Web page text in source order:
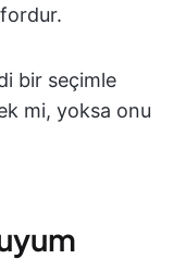
bir seçimle
mi, yoksa onu